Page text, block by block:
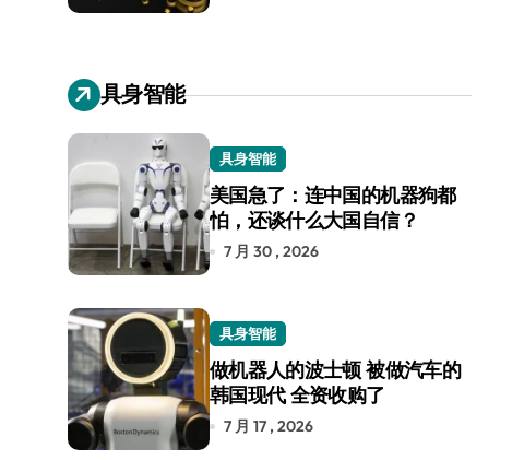
具身智能
具身智能
美国急了：连中国的机器狗都
怕，还谈什么大国自信？
7 月 30 , 2026
具身智能
做机器人的波士顿 被做汽车的
韩国现代 全资收购了
7 月 17 , 2026